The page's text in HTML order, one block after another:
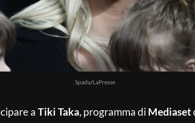
Spada/LaPresse
a Tiki Taka, programma di Mediaset